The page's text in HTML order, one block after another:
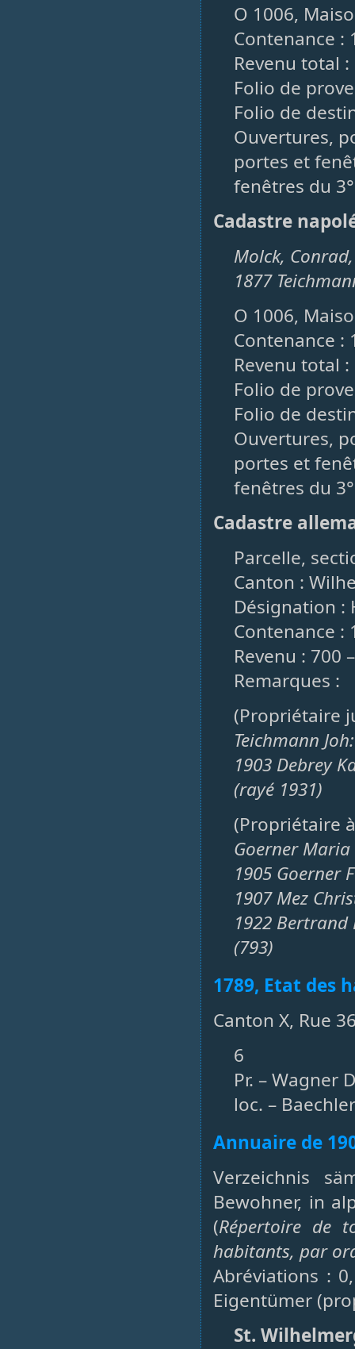
O 1006,
Contenance :
Revenu total
Folio de
Folio de
Ouvertures,
portes et
fenêtres du
Cadastre
Molck,
1877
O 1006,
Contenance :
Revenu total
Folio de
Folio de
Ouvertures,
portes et
fenêtres du
Cadastre
Parcelle,
Canton :
Désignation :
Contenance :
Revenu : 700
Remarques :
(Propriétaire
Teichmann
1903 Debrey
(rayé 1931)
(Propriétaire
Goerner
1905 Goerner
1907 Mez
1922
(793)
1789, Etat des
Canton X, Rue
6
Pr. – Wagner
loc. –
Annuaire de
Verzeichnis
Bewohner, in
(Répertoire de
habitants, par
Abréviations :
Eigentümer
St.